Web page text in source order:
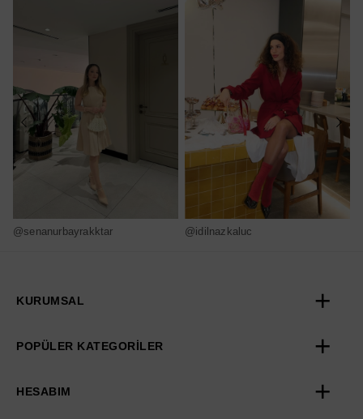
@senanurbayrakktar @idilnazkaluc
KURUMSAL
POPÜLER KATEGORİLER
HESABIM